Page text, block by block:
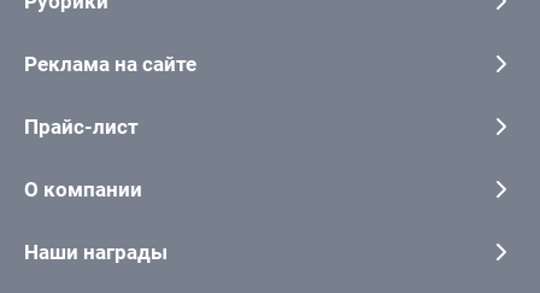
Реклама на сайте
Прайс-лист
О компании
Наши награды